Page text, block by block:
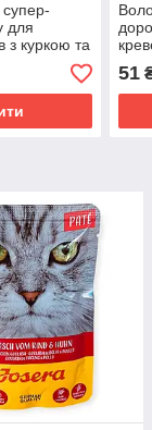
для
з куркою та
51